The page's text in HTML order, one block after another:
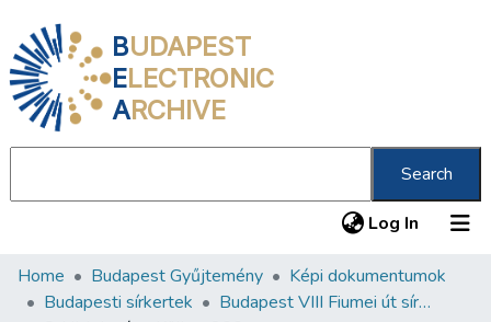
BUDAPEST
ELECTRONIC
ARCHIVE
Search
Log In (current)
Communities & Collections
Home Budapest Gyűjtemény
Képi dokumentumok
Budapesti sírkertek
Budapest VIII Fiumei út sírkert 3. rész